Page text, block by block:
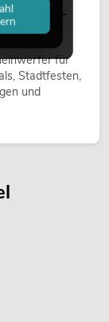
Moving-
für
Stadtfesten,
und